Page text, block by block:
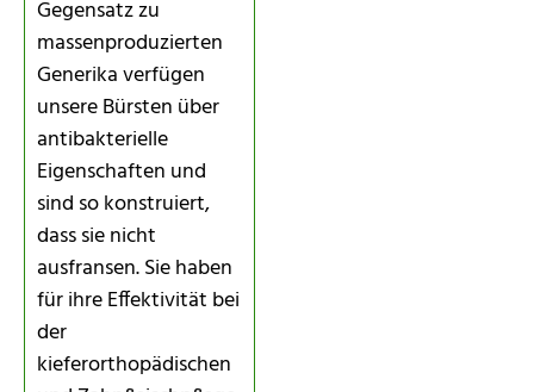
Gegensatz zu
massenproduzierten
Generika verfügen
unsere Bürsten über
antibakterielle
Eigenschaften und
sind so konstruiert,
dass sie nicht
ausfransen. Sie haben
für ihre Effektivität bei
der
kieferorthopädischen